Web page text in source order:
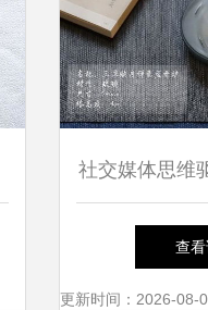
社交媒体思维
品设计与文化
查
更新时间：2026-08-